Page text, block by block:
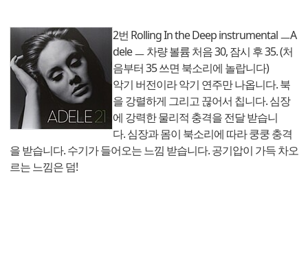
2번 Rolling In the Deep instrumental ㅡA
dele ㅡ 차량 볼륨 처음 30, 잠시 후 35. (처
음부터 35 쓰면 북소리에 놀랍니다)
악기 버전이라 악기 연주만 나옵니다. 북
을 강렬하게 그리고 끊어서 칩니다. 심장
에 강력한 물리적 충격을 전달 받습니
다. 심장과 몸이 북소리에 따라 쿵쿵 충격
을 받습니다. 수기가 들어오는 느낌 받습니다. 공기압이 가득 차오
르는 느낌은 덤!